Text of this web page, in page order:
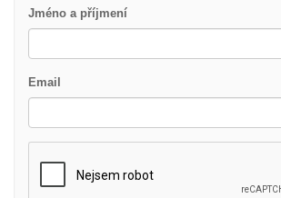
Jméno a příjmení
Email